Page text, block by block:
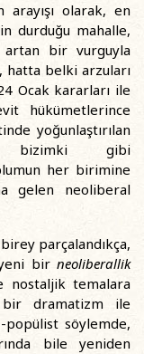
arayışı olarak, en
durduğu mahalle,
bir vurguyla
hatta belki arzuları
Ocak kararları ile
hükümetlerince
yoğunlaştırılan
bizimki gibi
her birimine
gelen neoliberal
parçalandıkça,
bir neoliberallik
nostaljik temalara
bir dramatizm ile
söylemde,
bile yeniden